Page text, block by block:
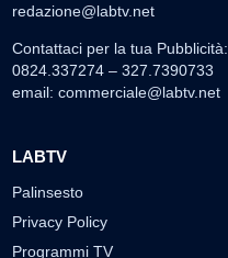
redazione@labtv.net
Contattaci per la tua Pubblicità:
0824.337274 – 327.7390733
email: commerciale@labtv.net
LABTV
Palinsesto
Privacy Policy
Programmi TV